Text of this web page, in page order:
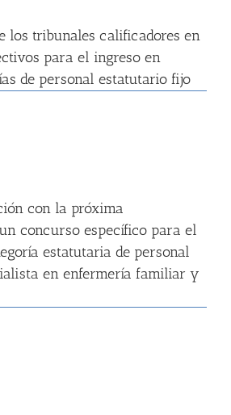
los tribunales calificadores en
para el ingreso en
de personal estatutario fijo
con la próxima
concurso específico para el
estatutaria de personal
en enfermería familiar y